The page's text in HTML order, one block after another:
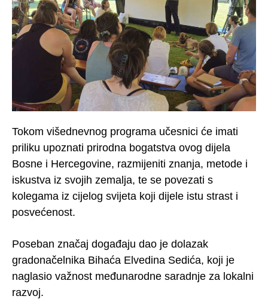
Tokom višednevnog programa učesnici će imati
priliku upoznati prirodna bogatstva ovog dijela
Bosne i Hercegovine, razmijeniti znanja, metode i
iskustva iz svojih zemalja, te se povezati s
kolegama iz cijelog svijeta koji dijele istu strast i
posvećenost.
Poseban značaj događaju dao je dolazak
gradonačelnika Bihaća Elvedina Sedića, koji je
naglasio važnost međunarodne saradnje za lokalni
razvoj.